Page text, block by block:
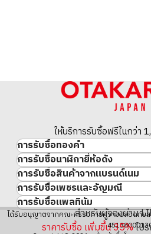
สำหรับผู้จองผ่าน
ราคารับซื้อ เพิ่มขึ้น35%โป
ให้บริการรับซื้อฟรีในกว่า
การรับซื้อทองคำ
ทองคำ
ทองคำแท่ง
เหรียญทองคำ/เหรียญเงิน
ประวัติราคาทองคำ 10 ปี
ทองรูปพรรณ
การรับซื้อนาฬิกายี่ห้อดัง
นาฬิกาแบรนด์เนม
Rolex
Patek Philippe
Audemars Piguet
การรับซื้อสินค้าจากแบรนด์เนม
สินค้าแบรนด์เนม
Cartier
LOUIS VUITTON
การรับซื้อเพชรและอัญมณี
อัญมณี
เพชร
การรับซื้อแพลทินัม
แพลทินัม
ได้รับอนุญาตจากคณะกรรมการความปลอดภัยส